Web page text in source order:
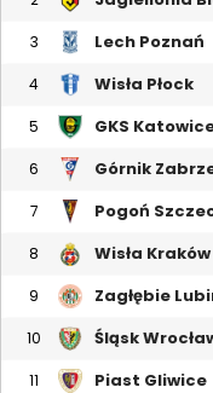
3 Lech Poznań
4 Wisła Płock
5 GKS
6 Górnik
7 Pogoń
8 Wisła Kraków
9 Zagłębie
10 Śląsk
11 Piast Gliwice